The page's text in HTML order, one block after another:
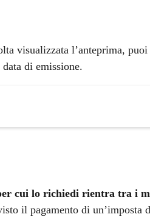
visualizzata l’anteprima,
di emissione.
cui lo richiedi rientra tra i
il pagamento di un’imposta